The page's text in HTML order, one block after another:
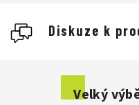
Diskuze k
Velký